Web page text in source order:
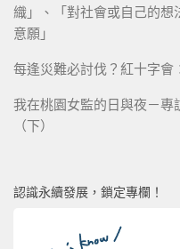
織」、「對社會或自己的想
意願」
每逢災難必討伐？紅十字會
我在桃園女監的日與夜－
（下）
認識永續發展，鎖定專欄！